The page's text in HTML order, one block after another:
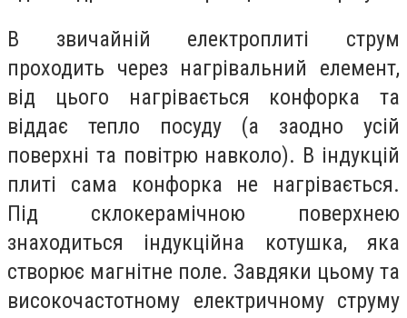
В звичайній електроплиті струм
проходить через нагрівальний елемент,
від цього нагрівається конфорка та
віддає тепло посуду (а заодно усій
поверхні та повітрю навколо). В індукцій
плиті сама конфорка не нагрівається.
Під склокерамічною поверхнею
знаходиться індукційна котушка, яка
створює магнітне поле. Завдяки цьому та
високочастотному електричному струму